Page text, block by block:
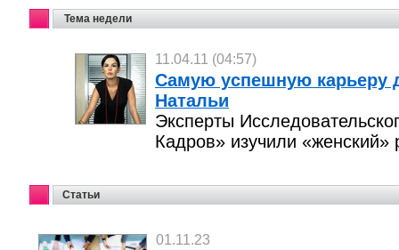
Тема недели
11.04.11 (04:57)
Самую успешную карьеру
Натальи
Эксперты
Кадров» изучили «женский»
Статьи
01.11.23